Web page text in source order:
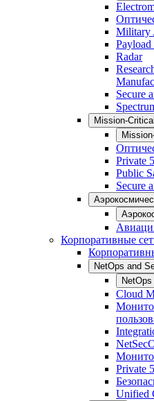
Military
Radar
Secure
Mission-Critical
Private
Public
Secure
Корпоративные
NetOps and
Cloud
Private
Unified